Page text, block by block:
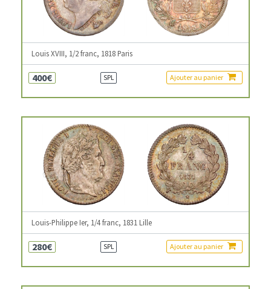
Louis XVIII, 1/2 franc, 1818 Paris
400€ SPL Ajouter au panier
Louis-Philippe Ier, 1/4 franc, 1831 Lille
280€ SPL Ajouter au panier